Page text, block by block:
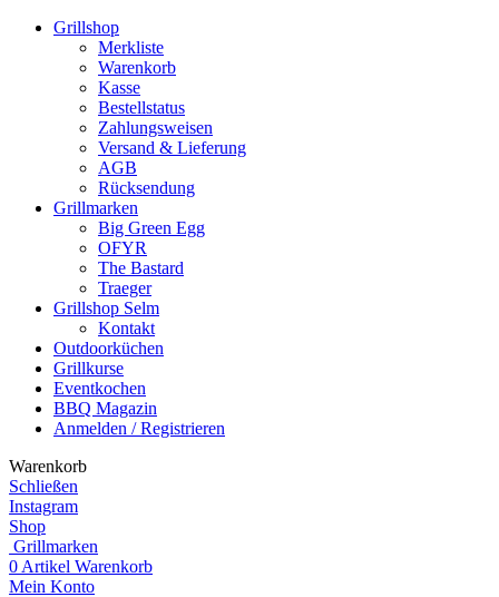
Grillshop
Merkliste
Warenkorb
Kasse
Bestellstatus
Zahlungsweisen
Versand & Lieferung
AGB
Rücksendung
Grillmarken
Big Green Egg
OFYR
The Bastard
Traeger
Grillshop Selm
Kontakt
Outdoorküchen
Grillkurse
Eventkochen
BBQ Magazin
Anmelden / Registrieren
Warenkorb
Schließen
Instagram
Shop
Grillmarken
0 Artikel Warenkorb
Mein Konto